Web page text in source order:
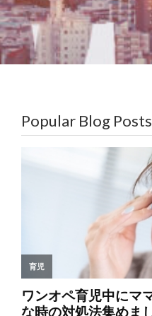
Popular Blog Posts